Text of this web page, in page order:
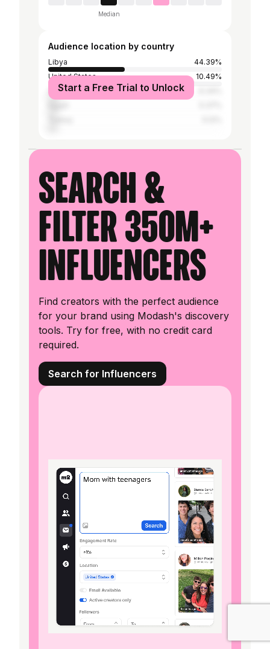
Median
Audience location by country
Libya
44.39%
United States
10.49%
United Kingdom
Start a Free Trial to Unlock
Search &
filter 350M+
influencers
Find creators with the perfect audience
for your brand using Modash's discovery
tools. Try for free, with no credit card
required.
Search for Influencers